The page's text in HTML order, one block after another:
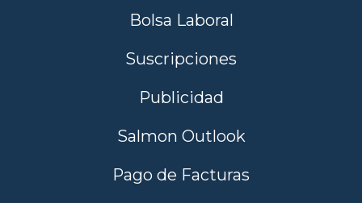
Bolsa Laboral
Suscripciones
Publicidad
Salmon Outlook
Pago de Facturas